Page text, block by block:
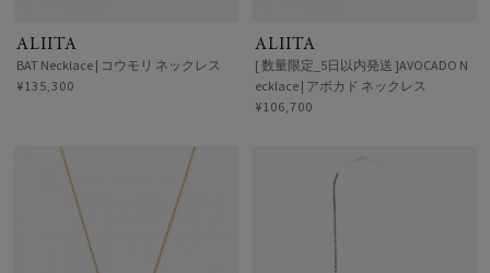
ALIITA
BAT Necklace | コウモリ ネックレス
¥135,300
ALIITA
[ 数量限定_5日以内発送 ]AVOCADO N
ecklace | アボカド ネックレス
¥106,700